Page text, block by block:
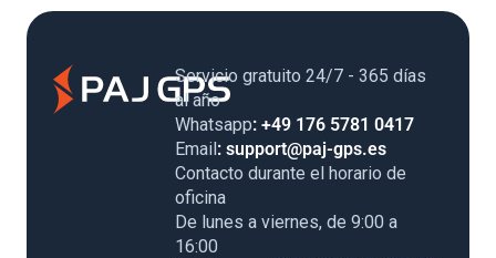
Servicio gratuito 24/7 - 365 días
al año
Whatsapp: +49 176 5781 0417
Email: support@paj-gps.es
Contacto durante el horario de
oficina
De lunes a viernes, de 9:00 a
16:00